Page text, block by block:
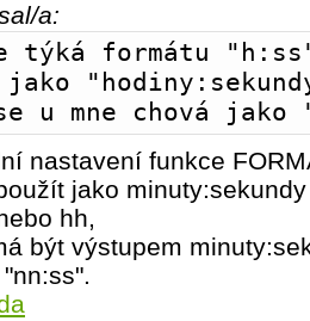
a:
týká formátu
jako
u mne chová
nastavení funkce
jako
hh,
být výstupem